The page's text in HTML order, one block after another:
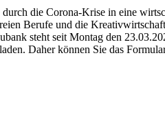
die Corona-Krise in eine
Berufe und die
steht seit Montag den
Daher können Sie das